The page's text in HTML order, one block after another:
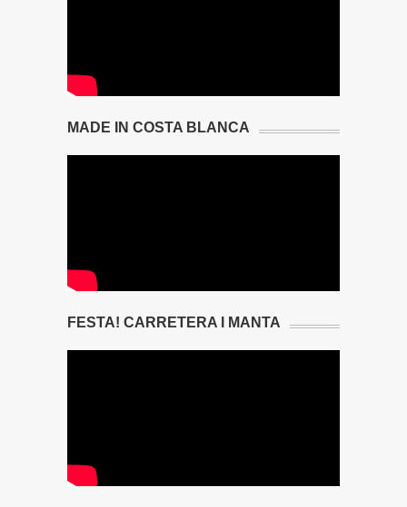
MADE IN COSTA BLANCA
FESTA! CARRETERA I MANTA